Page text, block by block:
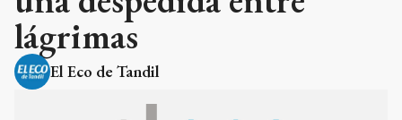
lágrimas
El Eco de Tandil